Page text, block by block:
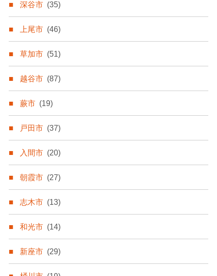
深谷市 (35)
上尾市 (46)
草加市 (51)
越谷市 (87)
蕨市 (19)
戸田市 (37)
入間市 (20)
朝霞市 (27)
志木市 (13)
和光市 (14)
新座市 (29)